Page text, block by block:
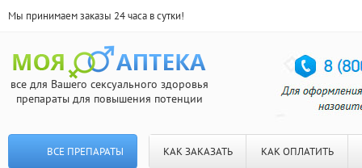
Мы принимаем заказы 24 часа в сутки!
все для Вашего сексуального здоровья
препараты для повышения потенции
ВСЕ ПРЕПАРАТЫ КАК ЗАКАЗАТЬ КАК ОПЛАТИТЬ